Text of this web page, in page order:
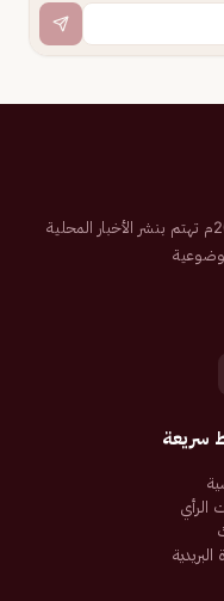
صحيفة إلكترونية سعودية تم تأسيسها عام 2007م تهتم بنشر الأخبار المحلية
سريعة
الرأي
البريدية